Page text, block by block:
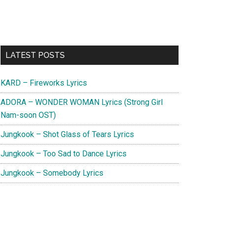
Primary
LATEST POSTS
KARD – Fireworks Lyrics
ADORA – WONDER WOMAN Lyrics (Strong Girl
Nam-soon OST)
Jungkook – Shot Glass of Tears Lyrics
Jungkook – Too Sad to Dance Lyrics
Jungkook – Somebody Lyrics